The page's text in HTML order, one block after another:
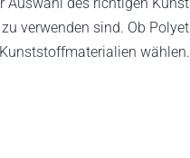
verwenden sind. Ob